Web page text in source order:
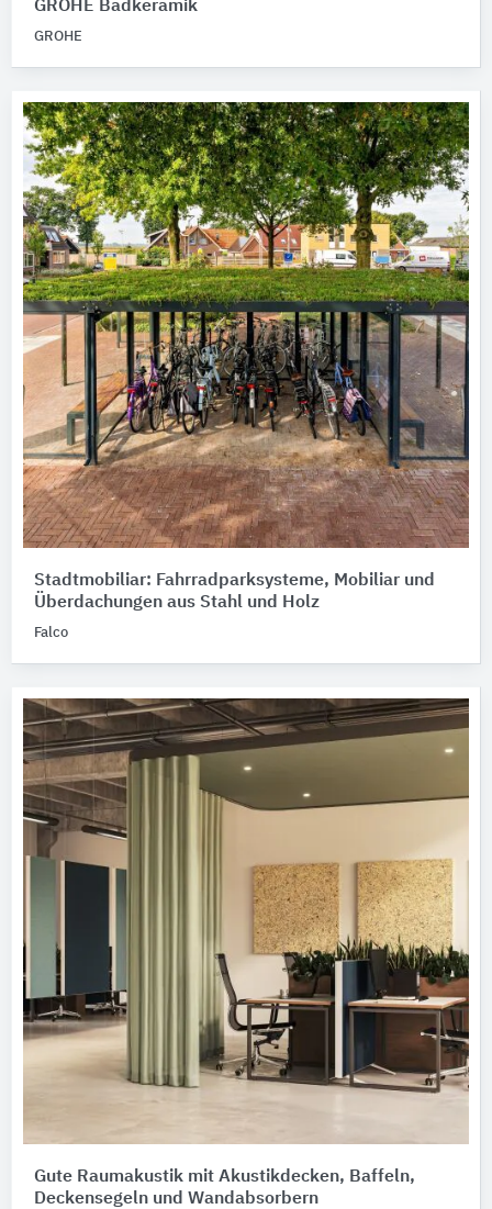
GROHE Badkeramik
GROHE
Stadtmobiliar: Fahrradparksysteme, Mobiliar und
Überdachungen aus Stahl und Holz
Falco
Gute Raumakustik mit Akustikdecken, Baffeln,
Deckensegeln und Wandabsorbern